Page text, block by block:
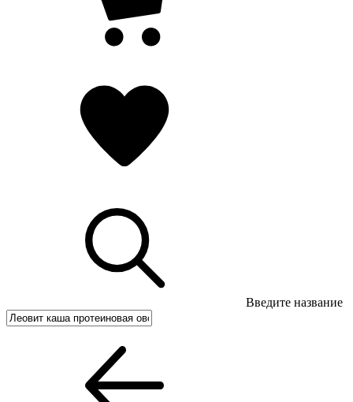
Введите название